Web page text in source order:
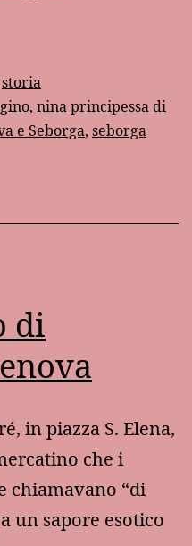
di
Seborga
storia
, nina principessa di
e Seborga, seborga
di
in piazza S. Elena,
che i
chiamavano “di
un sapore esotico